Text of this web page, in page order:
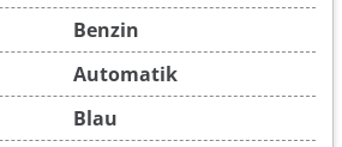
Benzin
Automatik
Blau